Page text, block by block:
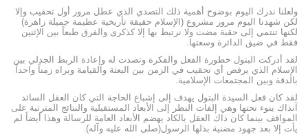
ولعلنا ندرك اليوم بوضوح أهمية ذلك التصدي الذي عطل مرور أول تحقيب وإلا
لكن شهدنا اليوم مرور مشروع (الإسلام حقيقة تأريخية عظيمة جميلة زاهرة)
لكنها تنتمي إلى حقبة مضت ولا نرتبط بها إلا كذكرى والفرق طبعاً بين الإثنين
فقط في ضيق الدائرة وسعتها.
لقد أدركت البتول خطورة الفعل والفكرة وتصدت له وإعادة الربط الجدلي بين
الإسلام الذي يرفض أي تحقيب في الزمن بين البعثة والقيامة ويراه زمناً واحداً
بالدقة وبين المجتمعات الإسلامية.
لقد كان فعل السيدة البتول يهدف إلى إشباع الحاجة التي كان العقل السائد
آنذاك ينوء تحتها وهي إلفات النظر إلى الأبعاد المستقبلية والنتائج المترتبة على
المواقف بينما كان ذاك العقل بالكاد يهضم الأبعاد العامة للرسالة وهذا أيضاً لم
يأت إلا بعد جهود مضنية بذلها الرسول(صلى الله عليه وآله).